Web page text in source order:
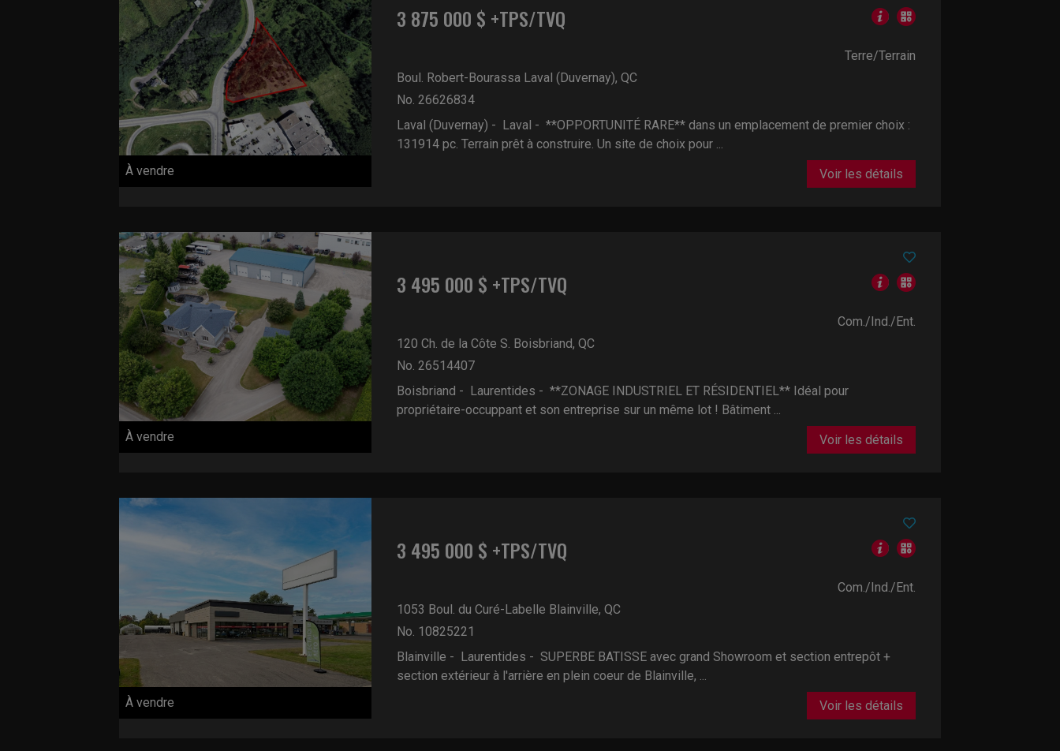
À vendre
3 875 000 $ +TPS/TVQ
Terre/Terrain
Boul. Robert-Bourassa Laval (Duvernay), QC
No. 26626834
Laval (Duvernay) - Laval - **OPPORTUNITÉ RARE** dans un emplacement de premier choix :
131914 pc. Terrain prêt à construire. Un site de choix pour ...
Voir les détails
À vendre
3 495 000 $ +TPS/TVQ
Com./Ind./Ent.
120 Ch. de la Côte S. Boisbriand, QC
No. 26514407
Boisbriand - Laurentides - **ZONAGE INDUSTRIEL ET RÉSIDENTIEL** Idéal pour
propriétaire-occuppant et son entreprise sur un même lot ! Bâtiment ...
Voir les détails
À vendre
3 495 000 $ +TPS/TVQ
Com./Ind./Ent.
1053 Boul. du Curé-Labelle Blainville, QC
No. 10825221
Blainville - Laurentides - SUPERBE BATISSE avec grand Showroom et section entrepôt +
section extérieur à l'arrière en plein coeur de Blainville, ...
Voir les détails